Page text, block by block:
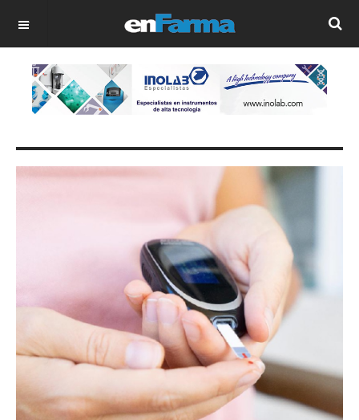
OFF CANVAS